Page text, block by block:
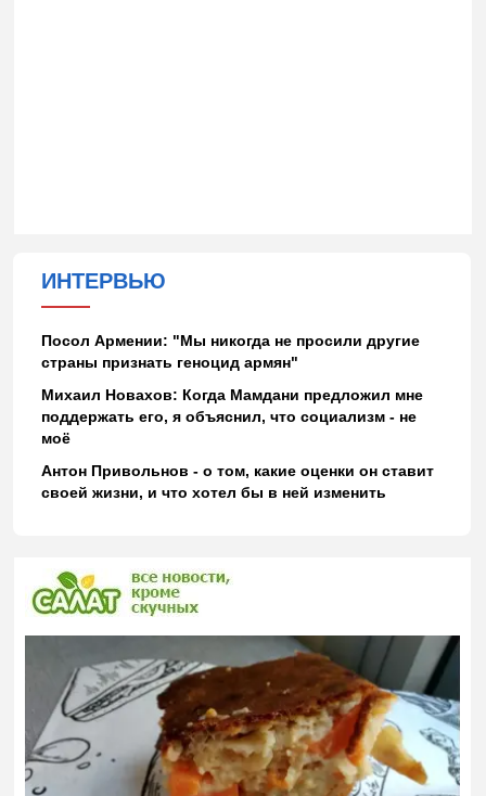
ИНТЕРВЬЮ
Посол Армении: "Мы никогда не просили другие
страны признать геноцид армян"
Михаил Новахов: Когда Мамдани предложил мне
поддержать его, я объяснил, что социализм - не
моё
Антон Привольнов - о том, какие оценки он ставит
своей жизни, и что хотел бы в ней изменить